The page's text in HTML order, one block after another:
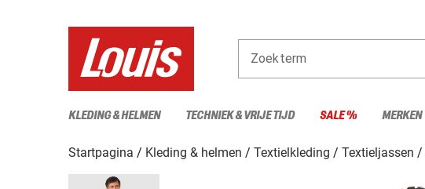
Zoekterm
KLEDING & HELMEN TECHNIEK & VRIJE TIJD SALE % MERKEN
Startpagina Kleding & helmen Textielkleding Textieljassen